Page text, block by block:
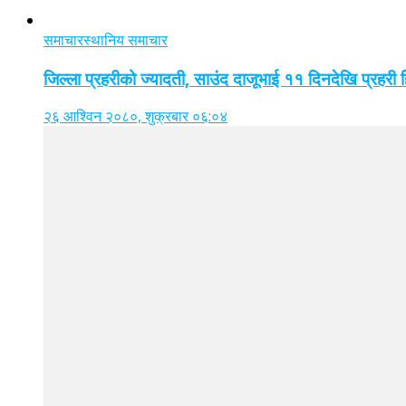
समाचारस्थानिय समाचार
जिल्ला प्रहरीको ज्यादती, साउंद दाजूभाई ११ दिनदेखि प्रहरी
२६ आश्विन २०८०, शुक्रबार ०६:०४